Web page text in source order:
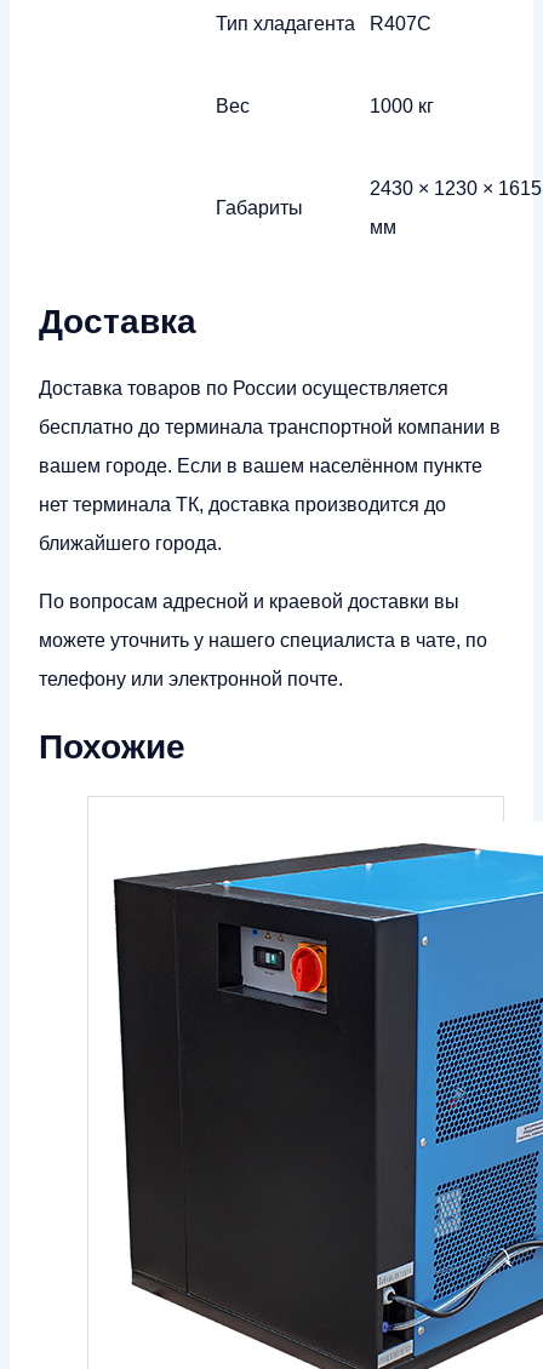
Тип хладагента R407C
Вес 1000 кг
Габариты
2430 × 1230 × 1615
мм
Доставка
Доставка товаров по России осуществляется
бесплатно до терминала транспортной компании в
вашем городе. Если в вашем населённом пункте
нет терминала ТК, доставка производится до
ближайшего города.
По вопросам адресной и краевой доставки вы
можете уточнить у нашего специалиста в чате, по
телефону или электронной почте.
Похожие